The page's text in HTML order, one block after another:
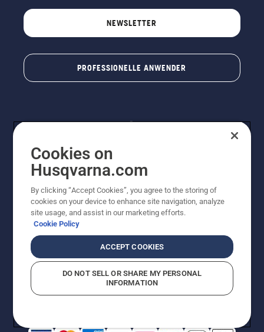
NEWSLETTER
PROFESSIONELLE ANWENDER
© Husqvarna® AB (publ). Alle Rechte vorbehalten. Die
Preisangaben sind unverbindliche Preisempfehlungen
von Husqvarna Schweiz AG an den teilnehmenden
Fachhandel, Preise in CHF inklusive 8,1% MWST und
unverbindliche Preisempfehlungen (inkl. MwSt), es sei
denn sie sind für den direkten Kauf verfügbar.
Cookie-RichtlinieNutzungsbedingungen Datenschutzerklärung
Vermutete Verstöße melden
Cookies on
Husqvarna.com
By clicking “Accept Cookies”, you agree to the storing of
cookies on your device to enhance site navigation, analyze
site usage, and assist in our marketing efforts.
Cookie Policy
ACCEPT COOKIES
DO NOT SELL OR SHARE MY PERSONAL
INFORMATION